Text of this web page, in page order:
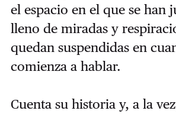
el espacio en el que se han
lleno de miradas y
quedan suspendidas en
comienza a hablar.
Cuenta su historia y, a la